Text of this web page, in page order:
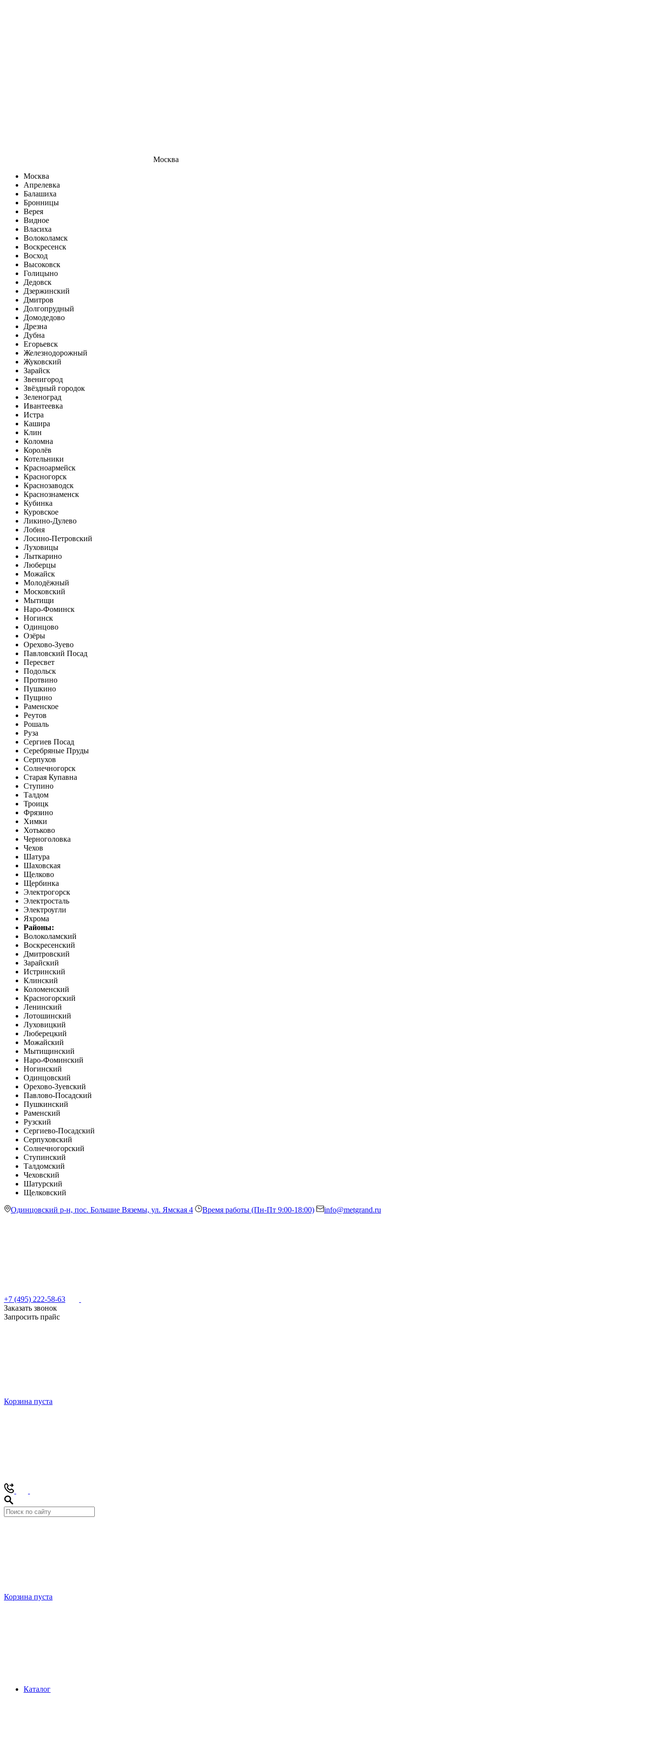
Москва
Москва
Апрелевка
Балашиха
Бронницы
Верея
Видное
Власиха
Волоколамск
Воскресенск
Восход
Высоковск
Голицыно
Дедовск
Дзержинский
Дмитров
Долгопрудный
Домодедово
Дрезна
Дубна
Егорьевск
Железнодорожный
Жуковский
Зарайск
Звенигород
Звёздный городок
Зеленоград
Ивантеевка
Истра
Кашира
Клин
Коломна
Королёв
Котельники
Красноармейск
Красногорск
Краснозаводск
Краснознаменск
Кубинка
Куровское
Ликино-Дулево
Лобня
Лосино-Петровский
Луховицы
Лыткарино
Люберцы
Можайск
Молодёжный
Московский
Мытищи
Наро-Фоминск
Ногинск
Одинцово
Озёры
Орехово-Зуево
Павловский Посад
Пересвет
Подольск
Протвино
Пушкино
Пущино
Раменское
Реутов
Рошаль
Руза
Сергиев Посад
Серебряные Пруды
Серпухов
Солнечногорск
Старая Купавна
Ступино
Талдом
Троицк
Фрязино
Химки
Хотьково
Черноголовка
Чехов
Шатура
Шаховская
Щелково
Щербинка
Электрогорск
Электросталь
Электроугли
Яхрома
Районы:
Волоколамский
Воскресенский
Дмитровский
Зарайский
Истринский
Клинский
Коломенский
Красногорский
Ленинский
Лотошинский
Луховицкий
Люберецкий
Можайский
Мытищинский
Наро-Фоминский
Ногинский
Одинцовский
Орехово-Зуевский
Павлово-Посадский
Пушкинский
Раменский
Рузский
Сергиево-Посадский
Серпуховский
Солнечногорский
Ступинский
Талдомский
Чеховский
Шатурский
Щелковский
Одинцовский р-н, пос. Большие Вяземы, ул. Ямская 4 Время работы (Пн-Пт 9:00-18:00) info@metgrand.ru
+7 (495) 222-58-63
Заказать звонок
Запросить прайс
Корзина пуста
Корзина пуста
Каталог